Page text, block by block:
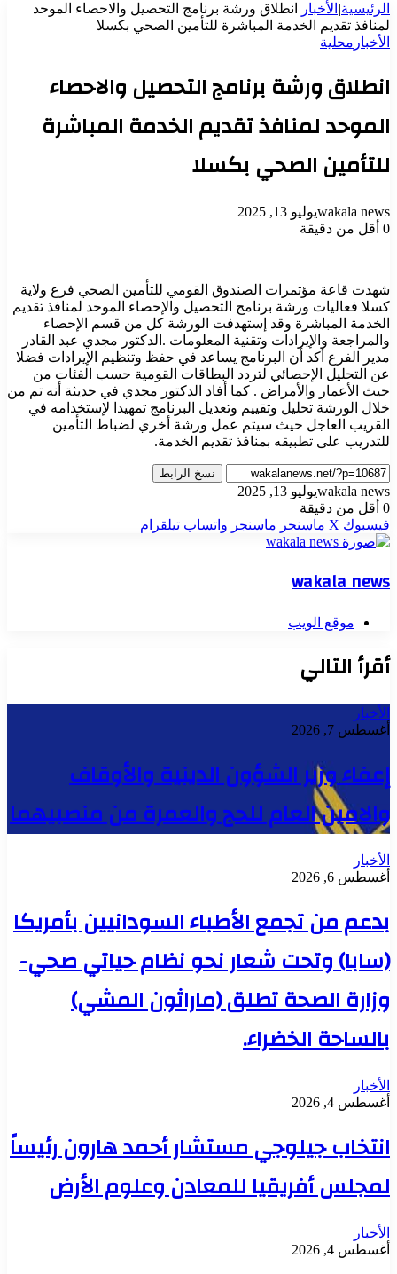
الرئيسية| الأخبار | انطلاق ورشة برنامج التحصيل والاحصاء الموحد
لمنافذ تقديم الخدمة المباشرة للتأمين الصحي بكسلا
الأخبار محلية
انطلاق ورشة برنامج التحصيل والاحصاء
الموحد لمنافذ تقديم الخدمة المباشرة
للتأمين الصحي بكسلا
wakala newsيوليو 13, 2025
0 أقل من دقيقة
شهدت قاعة مؤتمرات الصندوق القومي للتأمين الصحي فرع ولاية
كسلا فعاليات ورشة برنامج التحصيل والإحصاء الموحد لمنافذ تقديم
الخدمة المباشرة وقد إستهدفت الورشة كل من قسم الإحصاء
والمراجعة والإيرادات وتقنية المعلومات .الدكتور مجدي عبد القادر
مدير الفرع أكد أن البرنامج يساعد في حفظ وتنظيم الإيرادات فضلا
عن التحليل الإحصائي لتردد البطاقات القومية حسب الفئات من
حيث الأعمار والأمراض . كما أفاد الدكتور مجدي في حديثة أنه تم من
خلال الورشة تحليل وتقييم وتعديل البرنامج تمهيدا لإستخدامه في
القريب العاجل حيث سيتم عمل ورشة أخري لضباط التأمين
للتدريب على تطبيقه بمنافذ تقديم الخدمة.
نسخ الرابط
wakala newsيوليو 13, 2025
0 أقل من دقيقة
فيسبوك ‫X ماسنجر ماسنجر واتساب تيلقرام
wakala news
موقع الويب
أقرأ التالي
الأخبار
أغسطس 7, 2026
إعفاء وزير الشؤون الدينية والأوقاف
والامين العام للحج والعمرة من منصبيهما
الأخبار
أغسطس 6, 2026
بدعم من تجمع الأطباء السودانيين بأمريكا
(سابا) وتحت شعار نحو نظام حياتي صحي-
وزارة الصحة تطلق (ماراثون المشي)
بالساحة الخضراء.
الأخبار
أغسطس 4, 2026
انتخاب جيلوجي مستشار أحمد هارون رئيساً
لمجلس أفريقيا للمعادن وعلوم الأرض
الأخبار
أغسطس 4, 2026